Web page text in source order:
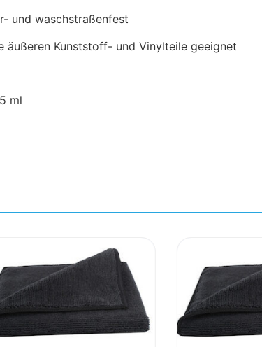
und waschstraßenfest
äußeren Kunststoff- und Vinylteile geeignet
ml